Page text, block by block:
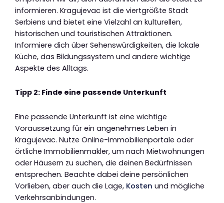
informieren. Kragujevac ist die viertgrößte Stadt
Serbiens und bietet eine Vielzahl an kulturellen,
historischen und touristischen Attraktionen.
Informiere dich über Sehenswürdigkeiten, die lokale
Küche, das Bildungssystem und andere wichtige
Aspekte des Alltags.
Tipp 2: Finde eine passende Unterkunft
Eine passende Unterkunft ist eine wichtige
Voraussetzung für ein angenehmes Leben in
Kragujevac. Nutze Online-Immobilienportale oder
örtliche Immobilienmakler, um nach Mietwohnungen
oder Häusern zu suchen, die deinen Bedürfnissen
entsprechen. Beachte dabei deine persönlichen
Vorlieben, aber auch die Lage, Kosten und mögliche
Verkehrsanbindungen.